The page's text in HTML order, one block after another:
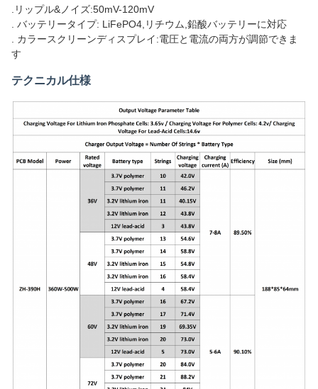
.リップル&ノイズ:50mV-120mV
. バッテリータイプ: LiFePO4,リチウム,鉛酸バッテリーに対応
. カラースクリーンディスプレイ:電圧と電流の両方が調節できま
す
テクニカル仕様